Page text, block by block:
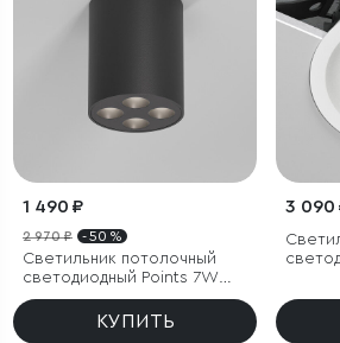
1 490 ₽
2 970 ₽ - 50 %
Светильник потолочный
светодиодный Points 7W
4000K черный
КУПИТЬ
3 090